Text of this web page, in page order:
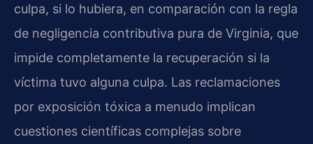
culpa, si lo hubiera, en comparación con la regla
de negligencia contributiva pura de Virginia, que
impide completamente la recuperación si la
víctima tuvo alguna culpa. Las reclamaciones
por exposición tóxica a menudo implican
cuestiones científicas complejas sobre